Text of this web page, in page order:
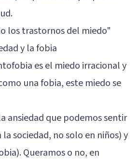
los trastornos del miedo"
y la fobia
es el miedo irracional y
una fobia, este miedo se
ansiedad que podemos sentir
sociedad, no solo en niños) y
Queramos o no, en